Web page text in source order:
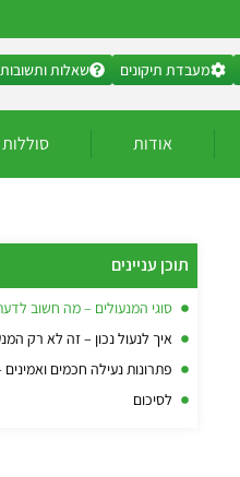
מעבדת תיקונים שאלות ותשובות
אודות סוללות
תוכן עניינים
סוגי המנעולים – מה חשוב
איך לנעול נכון – זה לא רק
פתרונות נעילה חכמים
לסיכום